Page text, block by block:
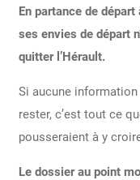
En partance de
ses envies de départ
quitter l’Hérault.
Si aucune information
rester, c’est tout ce
pousseraient à y
Le dossier au point